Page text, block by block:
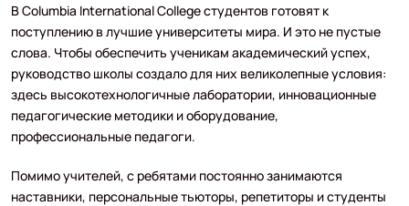
В Columbia International College студентов готовят к
поступлению в лучшие университеты мира. И это не пустые
слова. Чтобы обеспечить ученикам академический успех,
руководство школы создало для них великолепные условия:
здесь высокотехнологичные лаборатории, инновационные
педагогические методики и оборудование,
профессиональные педагоги.
Помимо учителей, с ребятами постоянно занимаются
наставники, персональные тьюторы, репетиторы и студенты